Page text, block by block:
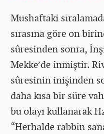
Mushaftaki
sırasına göre on
sûresinden sonra,
Mekke’de inmiştir.
sûresinin inişinden
daha kısa bir süre
bu olayı kullanarak
“Herhalde rabbin